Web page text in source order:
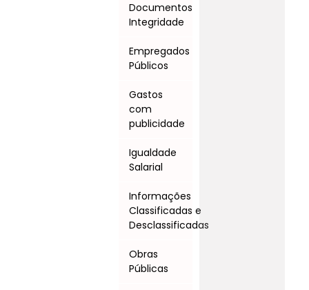
Documentos
Integridade
Empregados
Públicos
Gastos
com
publicidade
Igualdade
Salarial
Informações
Classificadas e
Desclassificadas
Obras
Públicas